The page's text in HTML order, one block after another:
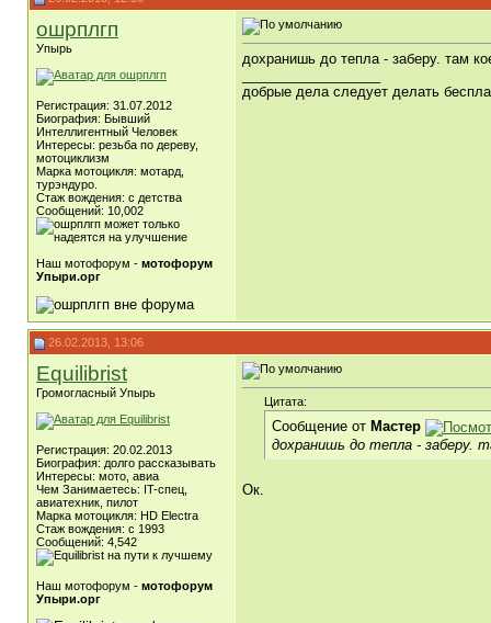
ошрплгп
Упырь
Регистрация: 31.07.2012
Биография: Бывший
Интеллигентный Человек
Интересы: резьба по дереву,
мотоциклизм
Марка мотоцикля: мотард,
турэндуро.
Стаж вождения: с детства
Сообщений: 10,002
Наш мотофорум - мотофорум
Упыри.орг
дохранишь до тепла - заберу. там
добрые дела следует делать
26.02.2013, 13:06
Equilibrist
Громогласный Упырь
Регистрация: 20.02.2013
Биография: долго рассказывать
Интересы: мото, авиа
Чем Занимаетесь: IT-спец,
авиатехник, пилот
Марка мотоцикля: HD Electra
Стаж вождения: c 1993
Сообщений: 4,542
Наш мотофорум - мотофорум
Упыри.орг
Цитата:
Сообщение от Мастер
дохранишь до тепла - заберу.
Ок.